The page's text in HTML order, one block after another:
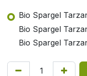
Bio Spargel
Bio Spargel
Bio Spargel